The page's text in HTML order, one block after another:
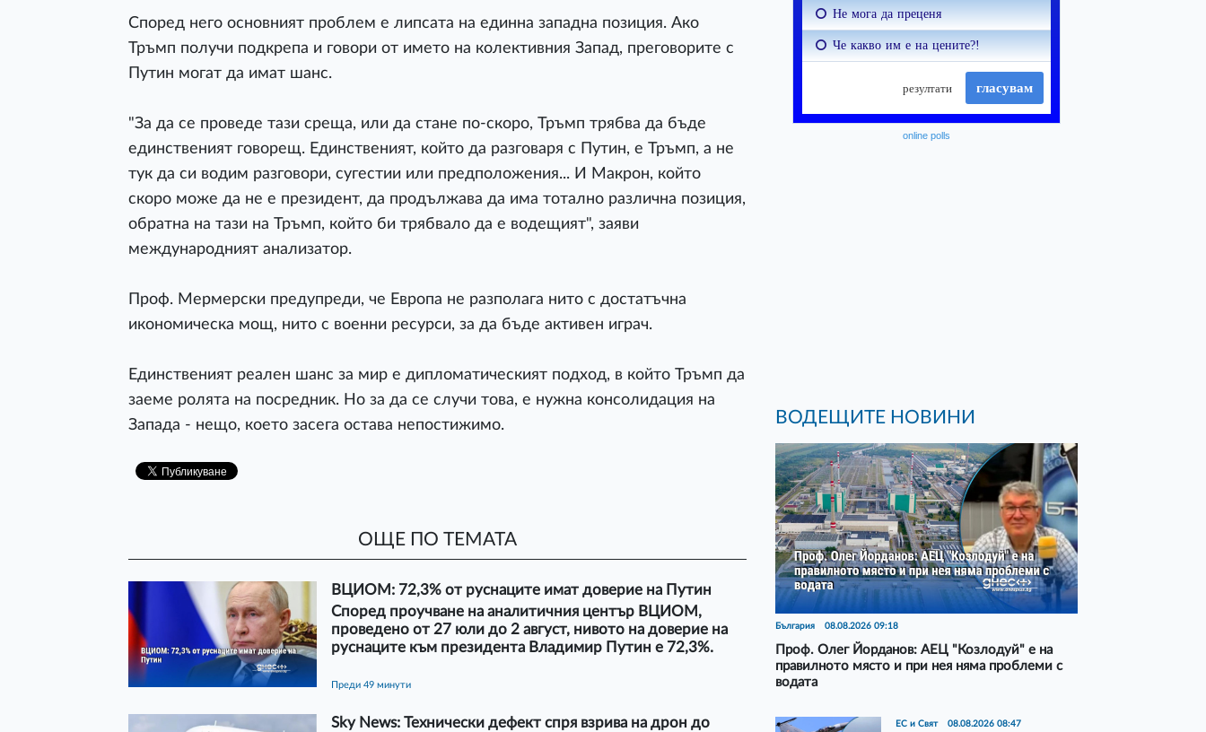
Според него основният проблем е липсата на единна западна позиция. Ако
Тръмп получи подкрепа и говори от името на колективния Запад, преговорите с
Путин могат да имат шанс.
"За да се проведе тази среща, или да стане по-скоро, Тръмп трябва да бъде
единственият говорещ. Единственият, който да разговаря с Путин, е Тръмп, а не
тук да си водим разговори, сугестии или предположения... И Макрон, който
скоро може да не е президент, да продължава да има тотално различна позиция,
обратна на тази на Тръмп, който би трябвало да е водещият", заяви
международният анализатор.
Проф. Мермерски предупреди, че Европа не разполага нито с достатъчна
икономическа мощ, нито с военни ресурси, за да бъде активен играч.
Единственият реален шанс за мир е дипломатическият подход, в който Тръмп да
заеме ролята на посредник. Но за да се случи това, е нужна консолидация на
Запада - нещо, което засега остава непостижимо.
ОЩЕ ПО ТЕМАТА
ВЦИОМ: 72,3% от руснаците имат доверие на Путин
Според проучване на аналитичния център ВЦИОМ,
проведено от 27 юли до 2 август, нивото на доверие на
руснаците към президента Владимир Путин е 72,3%.
преди 49 минути
Sky News: Технически дефект спря взрива на дрон до
online polls
ВОДЕЩИТЕ НОВИНИ
България 08.08.2026 09:18
Проф. Олег Йорданов: АЕЦ "Козлодуй" е на
правилното място и при нея няма проблеми с
водата
ЕС и Свят 08.08.2026 08:47